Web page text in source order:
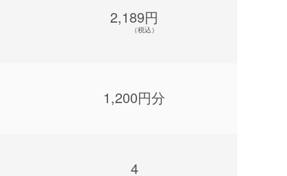
2,189円
（税込）
1,200円分
4